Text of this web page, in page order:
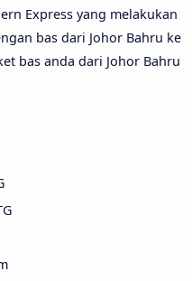
Express yang melakukan
bas dari Johor Bahru ke
bas anda dari Johor Bahru